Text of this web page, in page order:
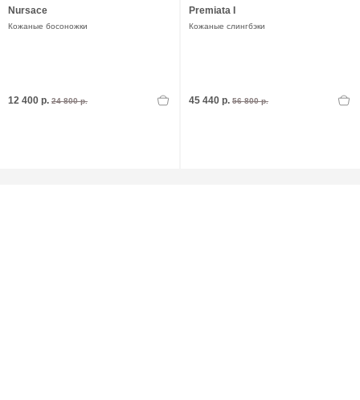
Nursace
Кожаные босоножки
12 400 р. 24 800 р.
Premiata I
Кожаные слингбэки
45 440 р. 56 800 р.